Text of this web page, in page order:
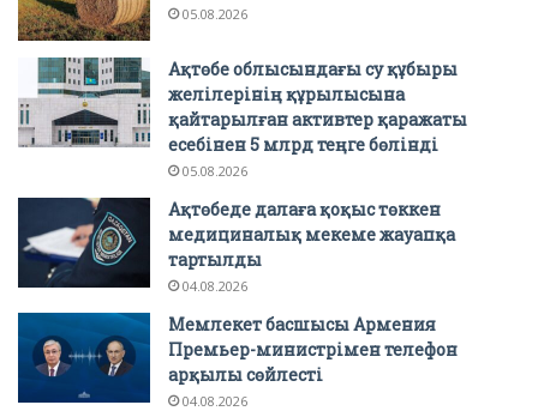
05.08.2026
Ақтөбе облысындағы су құбыры
желілерінің құрылысына
қайтарылған активтер қаражаты
есебінен 5 млрд теңге бөлінді
05.08.2026
Ақтөбеде далаға қоқыс төккен
медициналық мекеме жауапқа
тартылды
04.08.2026
Мемлекет басшысы Армения
Премьер-министрімен телефон
арқылы сөйлесті
04.08.2026